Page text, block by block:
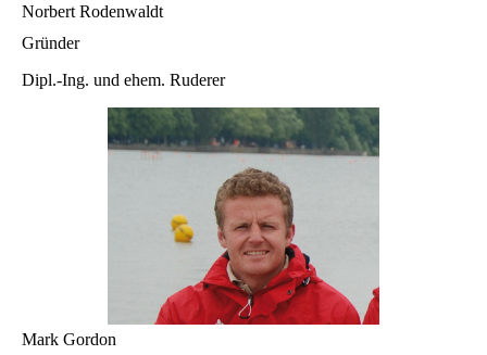
Norbert Rodenwaldt
Gründer
Dipl.-Ing. und ehem. Ruderer
Mark Gordon